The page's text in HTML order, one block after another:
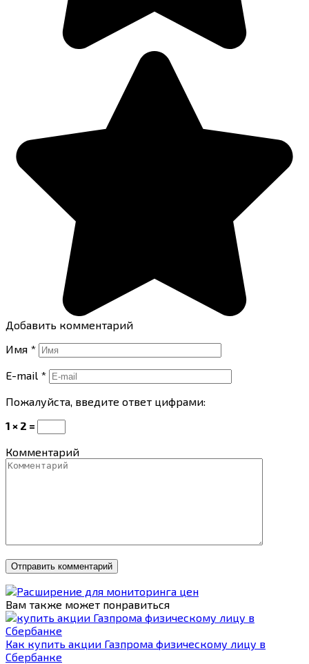
Добавить комментарий
Имя *
E-mail *
Пожалуйста, введите ответ цифрами:
1 × 2 =
Комментарий
Вам также может понравиться
Как купить акции Газпрома физическому лицу в
Сбербанке